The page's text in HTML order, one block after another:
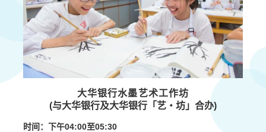
大华银行水墨艺术工作坊
(与大华银行及大华银行「艺・坊」 合办)
时间：下午04:00至05:30